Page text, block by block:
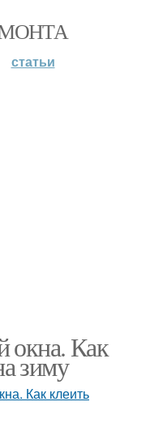
статьи
окна. Как
зиму